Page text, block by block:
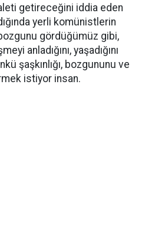
getireceğini iddia eden
yerli komünistlerin
bozgunu gördüğümüz gibi,
anladığını, yaşadığını
şaşkınlığı, bozgununu ve
istiyor insan.